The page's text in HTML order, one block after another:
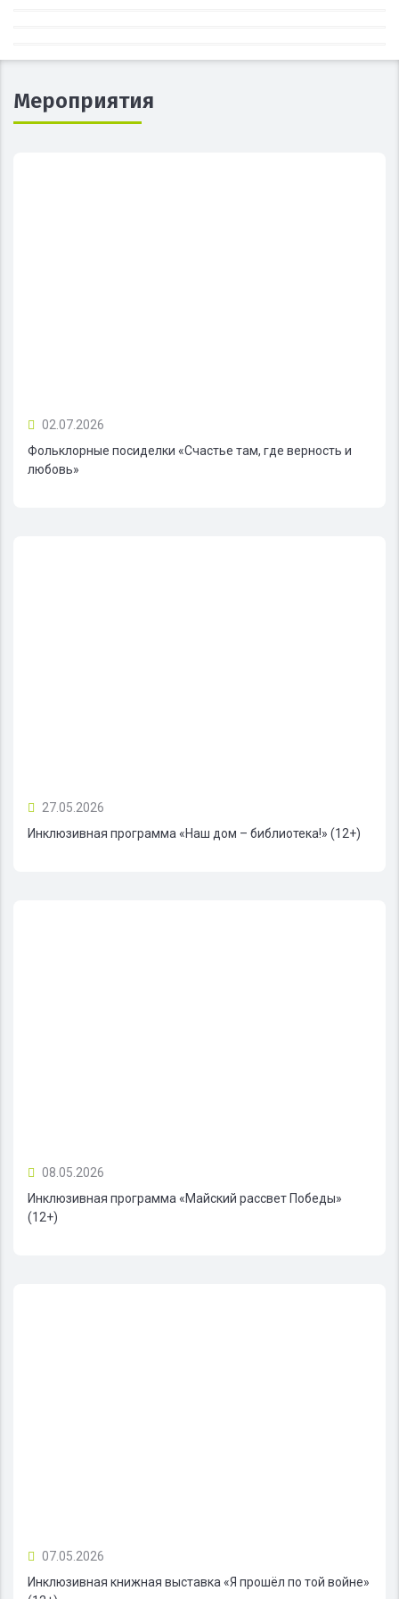
Мероприятия
02.07.2026
Фольклорные посиделки «Счастье там, где верность и
любовь»
27.05.2026
Инклюзивная программа «Наш дом – библиотека!» (12+)
08.05.2026
Инклюзивная программа «Майский рассвет Победы»
(12+)
07.05.2026
Инклюзивная книжная выставка «Я прошёл по той войне»